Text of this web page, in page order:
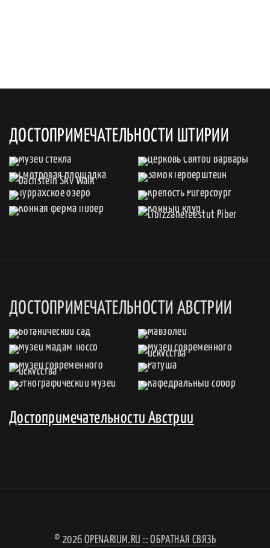
ДОСТОПРИМЕЧАТЕЛЬНОСТИ ШТИРИИ
ДОСТОПРИМЕЧАТЕЛЬНОСТИ АВСТРИИ
Достопримечательности Австрии
© 2026 OPENARIUM.RU ::ОБРАТНАЯ СВЯЗЬ